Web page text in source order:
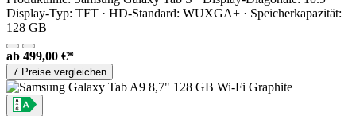
Display-Typ: TFT · HD-Standard: WUXGA+ · Speicherkapazität:
128 GB
ab 499,00 €*
7 Preise vergleichen